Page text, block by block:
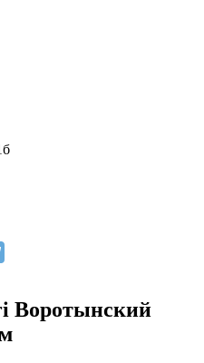
Воротынский